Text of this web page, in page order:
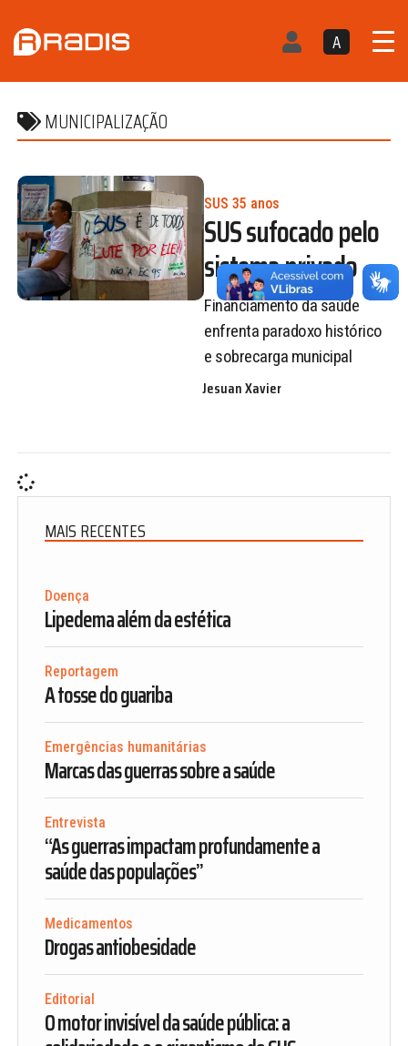
A
MUNICIPALIZAÇÃO
SUS 35 anos
SUS sufocado pelo
sistema privado
Financiamento da saúde
enfrenta paradoxo histórico
e sobrecarga municipal
Jesuan Xavier
MAIS RECENTES
Doença
Lipedema além da estética
Reportagem
A tosse do guariba
Emergências humanitárias
Marcas das guerras sobre a saúde
Entrevista
“As guerras impactam profundamente a
saúde das populações”
Medicamentos
Drogas antiobesidade
Editorial
O motor invisível da saúde pública: a